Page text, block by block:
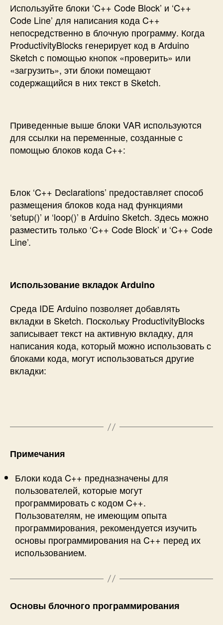
Используйте блоки ‘C++ Code Block’ и ‘C++
Code Line’ для написания кода C++
непосредственно в блочную программу. Когда
ProductivityBlocks генерирует код в Arduino
Sketch с помощью кнопок «проверить» или
«загрузить», эти блоки помещают
содержащийся в них текст в Sketch.
Приведенные выше блоки VAR используются
для ссылки на переменные, созданные с
помощью блоков кода C++:
Блок ‘C++ Declarations’ предоставляет способ
размещения блоков кода над функциями
‘setup()’ и ‘loop()’ в Arduino Sketch. Здесь можно
разместить только ‘C++ Code Block’ и ‘C++ Code
Line’.
Использование вкладок Arduino
Среда IDE Arduino позволяет добавлять
вкладки в Sketch. Поскольку ProductivityBlocks
записывает текст на активную вкладку, для
написания кода, который можно использовать с
блоками кода, могут использоваться другие
вкладки:
Примечания
Блоки кода C++ предназначены для
пользователей, которые могут
программировать с кодом C++.
Пользователям, не имеющим опыта
программирования, рекомендуется изучить
основы программирования на C++ перед их
использованием.
Основы блочного программирования